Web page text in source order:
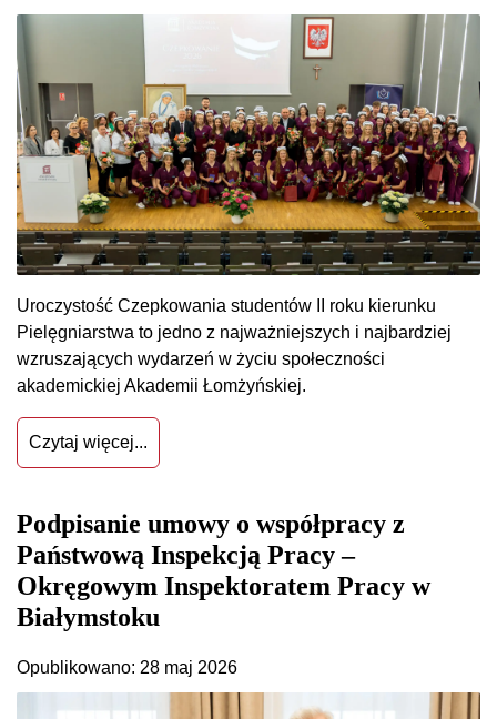
Uroczystość Czepkowania studentów II roku kierunku
Pielęgniarstwa to jedno z najważniejszych i najbardziej
wzruszających wydarzeń w życiu społeczności
akademickiej Akademii Łomżyńskiej.
Czytaj więcej...
Podpisanie umowy o współpracy z
Państwową Inspekcją Pracy –
Okręgowym Inspektoratem Pracy w
Białymstoku
Opublikowano: 28 maj 2026